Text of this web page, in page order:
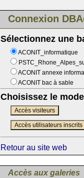
Connexion
Sélectionnez une
ACONIT_informatique
ACONIT annexe
ACONIT bac à sable
Choisissez le
Accès visiteurs
Accès utilisateurs inscrits
Retour au site web
Accès aux galeries